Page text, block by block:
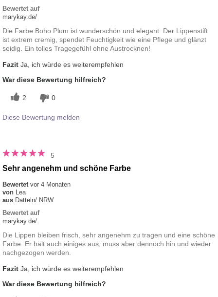
Bewertet auf
marykay.de/
Die Farbe Boho Plum ist wunderschön und elegant. Der Lippenstift
ist extrem cremig, spendet Feuchtigkeit wie eine Pflege und glänzt
seidig. Ein tolles Tragegefühl ohne Austrocknen!
Fazit Ja, ich würde es weiterempfehlen
War diese Bewertung hilfreich?
2 0
Diese Bewertung melden
5
Sehr angenehm und schöne Farbe
Bewertet vor 4 Monaten
von Lea
aus Datteln/ NRW
Bewertet auf
marykay.de/
Die Lippen bleiben frisch, sehr angenehm zu tragen und eine schöne
Farbe. Er hält auch einiges aus, muss aber dennoch hin und wieder
nachgezogen werden.
Fazit Ja, ich würde es weiterempfehlen
War diese Bewertung hilfreich?